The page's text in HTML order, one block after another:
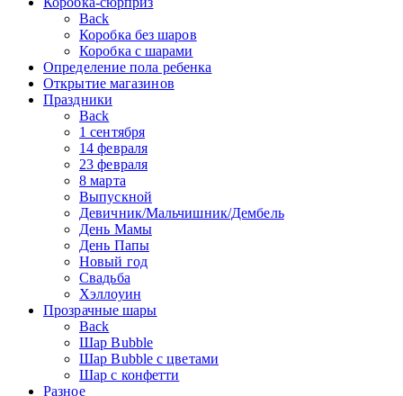
Back
Коробка без шаров
Коробка с шарами
Определение пола ребенка
Открытие магазинов
Праздники
Back
1 сентября
14 февраля
23 февраля
8 марта
Выпускной
Девичник/Мальчишник/Дембель
День Мамы
День Папы
Новый год
Свадьба
Хэллоуин
Прозрачные шары
Back
Шар Bubble
Шар Bubble с цветами
Шар с конфетти
Разное